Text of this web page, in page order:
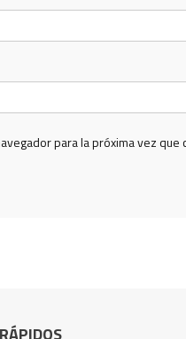
para la próxima vez que